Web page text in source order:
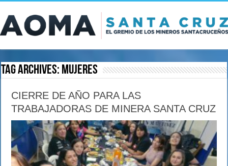
Tag Archives: mujeres
CIERRE DE AÑO PARA LAS
TRABAJADORAS DE MINERA SANTA CRUZ